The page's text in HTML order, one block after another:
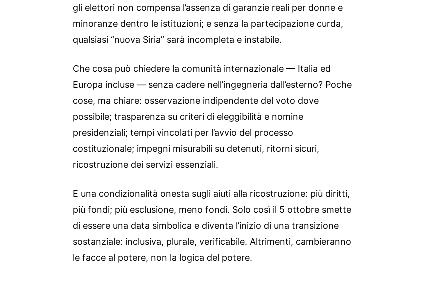
gli elettori non compensa l’assenza di garanzie reali per donne e
minoranze dentro le istituzioni; e senza la partecipazione curda,
qualsiasi “nuova Siria” sarà incompleta e instabile.
Che cosa può chiedere la comunità internazionale — Italia ed
Europa incluse — senza cadere nell’ingegneria dall’esterno? Poche
cose, ma chiare: osservazione indipendente del voto dove
possibile; trasparenza su criteri di eleggibilità e nomine
presidenziali; tempi vincolati per l’avvio del processo
costituzionale; impegni misurabili su detenuti, ritorni sicuri,
ricostruzione dei servizi essenziali.
E una condizionalità onesta sugli aiuti alla ricostruzione: più diritti,
più fondi; più esclusione, meno fondi. Solo così il 5 ottobre smette
di essere una data simbolica e diventa l’inizio di una transizione
sostanziale: inclusiva, plurale, verificabile. Altrimenti, cambieranno
le facce al potere, non la logica del potere.